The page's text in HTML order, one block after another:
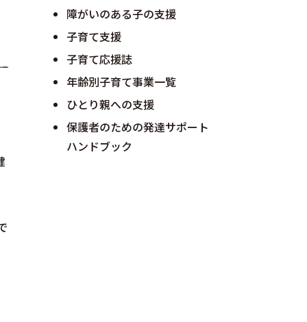
障がいのある子の支援
子育て支援
子育て応援誌
年齢別子育て事業一覧
ひとり親への支援
保護者のための発達サポート
ハンドブック